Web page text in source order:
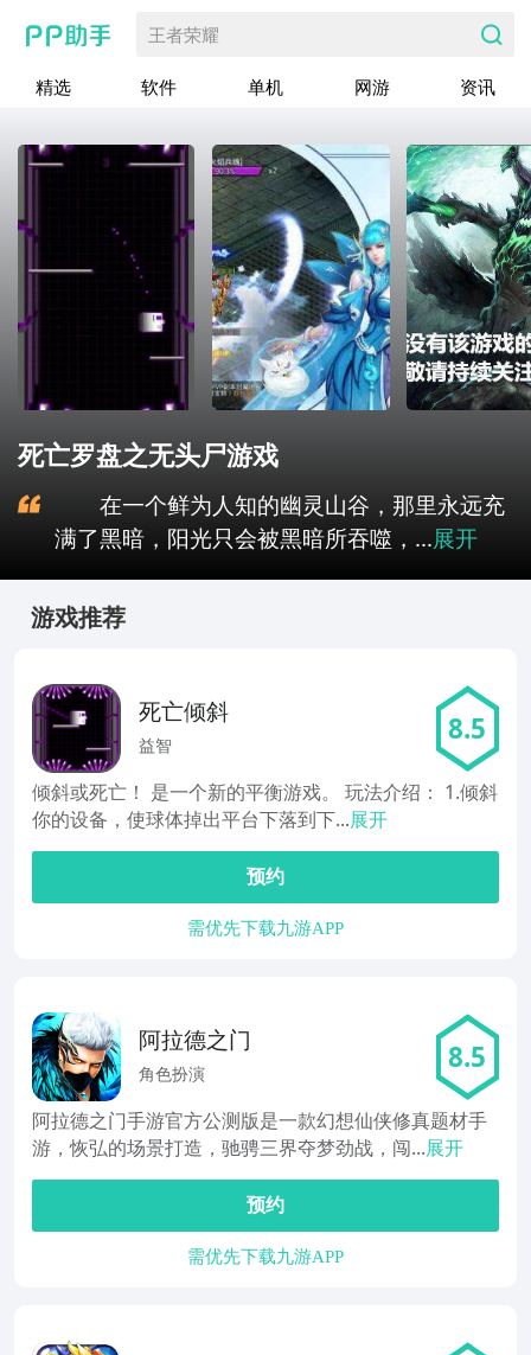
王者荣耀
精选 软件 单机 网游 资讯
死亡罗盘之无头尸游戏
在一个鲜为人知的幽灵山谷，那里永远充
满了黑暗，阳光只会被黑暗所吞噬，...展开
游戏推荐
死亡倾斜
益智 8.5
倾斜或死亡！ 是一个新的平衡游戏。 玩法介绍： 1.倾斜
你的设备，使球体掉出平台下落到下...展开
预约
需优先下载九游APP
阿拉德之门
角色扮演 8.5
阿拉德之门手游官方公测版是一款幻想仙侠修真题材手
游，恢弘的场景打造，驰骋三界夺梦劲战，闯...展开
预约
需优先下载九游APP